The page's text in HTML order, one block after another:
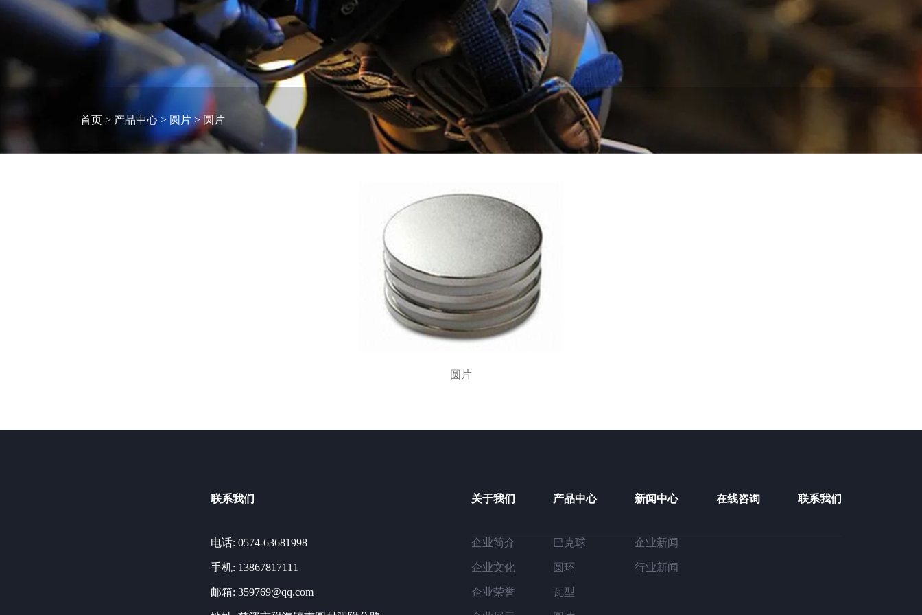
首页 > 产品中心 > 圆片 > 圆片
圆片
联系我们
电话: 0574-63681998
手机: 13867817111
邮箱: 359769@qq.com
关于我们
企业简介
企业文化
企业荣誉
产品中心
巴克球
圆环
瓦型
新闻中心
企业新闻
行业新闻
在线咨询 联系我们